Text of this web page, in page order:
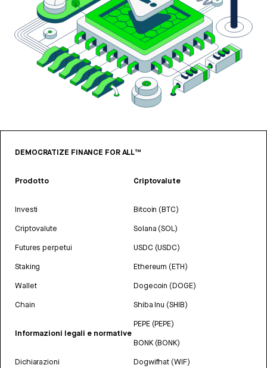
DEMOCRATIZE FINANCE FOR ALL™
Prodotto
Investi
Criptovalute
Futures perpetui
Staking
Wallet
Chain
Informazioni legali e normative
Dichiarazioni
Criptovalute
Bitcoin (BTC)
Solana (SOL)
USDC (USDC)
Ethereum (ETH)
Dogecoin (DOGE)
Shiba Inu (SHIB)
PEPE (PEPE)
BONK (BONK)
Dogwifhat (WIF)